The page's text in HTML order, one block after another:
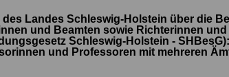
des Landes Schleswig-Holstein über die
und Beamten sowie Richterinnen
Schleswig-Holstein - SHBesG):
und Professoren mit mehreren